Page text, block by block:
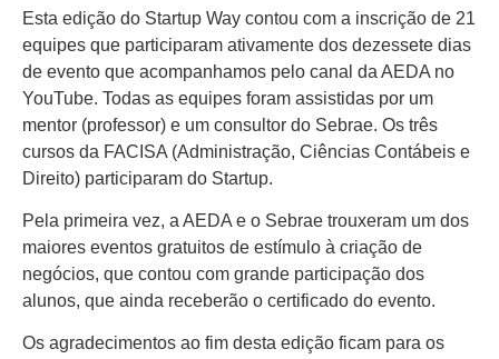
Esta edição do Startup Way contou com a inscrição de 21
equipes que participaram ativamente dos dezessete dias
de evento que acompanhamos pelo canal da AEDA no
YouTube. Todas as equipes foram assistidas por um
mentor (professor) e um consultor do Sebrae. Os três
cursos da FACISA (Administração, Ciências Contábeis e
Direito) participaram do Startup.
Pela primeira vez, a AEDA e o Sebrae trouxeram um dos
maiores eventos gratuitos de estímulo à criação de
negócios, que contou com grande participação dos
alunos, que ainda receberão o certificado do evento.
Os agradecimentos ao fim desta edição ficam para os